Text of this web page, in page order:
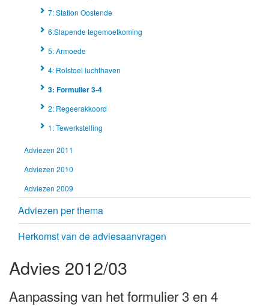
7: Station Oostende
6:Slapende tegemoetkoming
5: Armoede
4: Rolstoel luchthaven
3: Formulier 3-4
2: Regeerakkoord
1: Tewerkstelling
Adviezen 2011
Adviezen 2010
Adviezen 2009
Adviezen per thema
Herkomst van de adviesaanvragen
Advies 2012/03
Aanpassing van het formulier 3 en 4